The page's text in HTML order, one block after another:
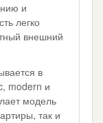
и
легко
внешний
в
modern и
модель
так и